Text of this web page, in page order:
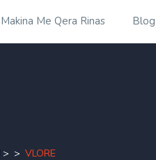
Makina Me Qera Rinas Blog
> VLORE